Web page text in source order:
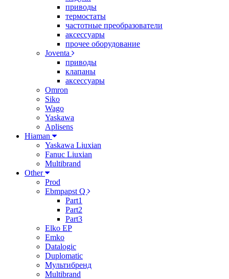
приводы
термостаты
частотные преобразователи
аксессуары
прочее оборудование
Joventa
приводы
клапаны
аксессуары
Omron
Siko
Wago
Yaskawa
Aplisens
Hiaman
Yaskawa Liuxian
Fanuc Liuxian
Multibrand
Other
Prod
Ebmpapst Q
Part1
Part2
Part3
Elko EP
Emko
Datalogic
Duplomatic
Мультибренд
Multibrand